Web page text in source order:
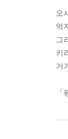
오
억
그
키
거